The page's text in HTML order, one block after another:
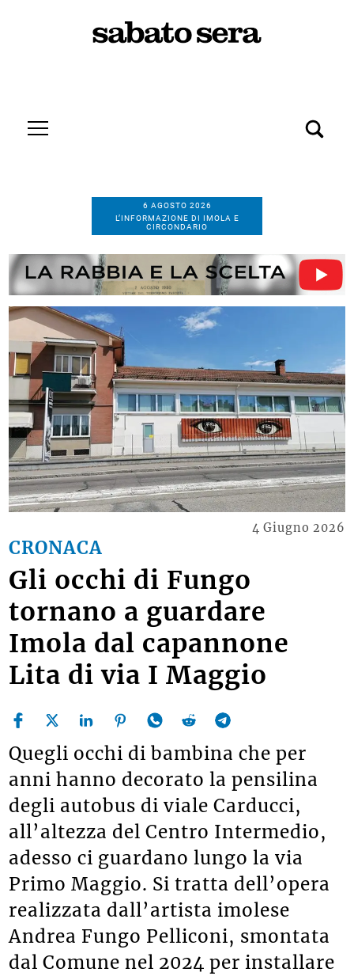
6 AGOSTO 2026
L’INFORMAZIONE DI IMOLA E
CIRCONDARIO
CRONACA
4 Giugno 2026
Gli occhi di Fungo
tornano a guardare
Imola dal capannone
Lita di via I Maggio
Quegli occhi di bambina che per
anni hanno decorato la pensilina
degli autobus di viale Carducci,
all’altezza del Centro Intermedio,
adesso ci guardano lungo la via
Primo Maggio. Si tratta dell’opera
realizzata dall’artista imolese
Andrea Fungo Pelliconi, smontata
dal Comune nel 2024 per installare